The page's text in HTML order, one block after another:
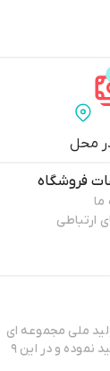
محل
فروشگاه
ما
ارتباطی
از تولید ملی مجموعه ای
به نام مانتو ونیسا را تاسیس نموده است و اکثر محصولاتش که شامل مانتو میباشد را تولید نموده و در این ۹